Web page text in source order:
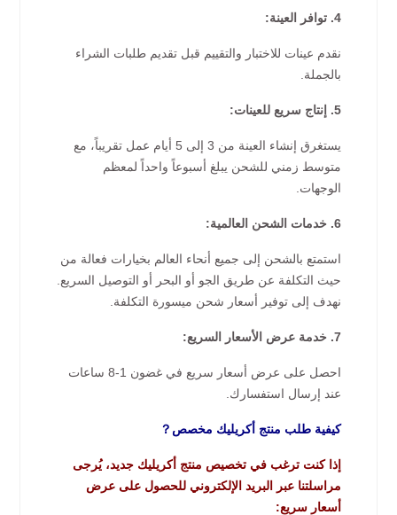
4. توافر العينة:
نقدم عينات للاختبار والتقييم قبل تقديم طلبات الشراء
بالجملة.
5. إنتاج سريع للعينات:
يستغرق إنشاء العينة من 3 إلى 5 أيام عمل تقريباً، مع
متوسط زمني للشحن يبلغ أسبوعاً واحداً لمعظم
الوجهات.
6. خدمات الشحن العالمية:
استمتع بالشحن إلى جميع أنحاء العالم بخيارات فعالة من
حيث التكلفة عن طريق الجو أو البحر أو التوصيل السريع.
نهدف إلى توفير أسعار شحن ميسورة التكلفة.
7. خدمة عرض الأسعار السريع:
احصل على عرض أسعار سريع في غضون 1-8 ساعات
عند إرسال استفسارك.
كيفية طلب منتج أكريليك مخصص？
إذا كنت ترغب في تخصيص منتج أكريليك جديد، يُرجى
مراسلتنا عبر البريد الإلكتروني للحصول على عرض
أسعار سريع: